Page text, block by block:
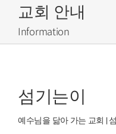
교회 안내
Information
섬기는이
예수님을 닮아 가는 교회 |